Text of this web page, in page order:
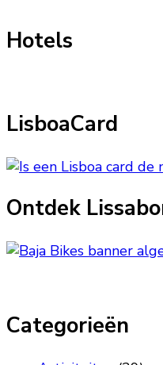
Hotels
LisboaCard
Ontdek
Categorieën